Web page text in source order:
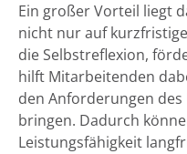
Ein großer Vorteil liegt
nicht nur auf
die Selbstreflexion,
hilft Mitarbeitenden
den Anforderungen
bringen. Dadurch
Leistungsfähigkeit